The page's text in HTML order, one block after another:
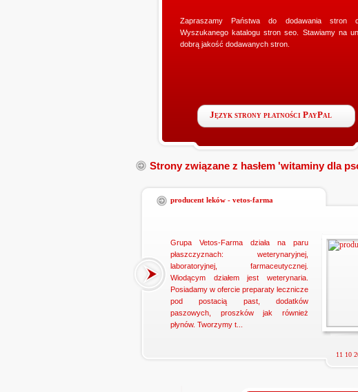
Zapraszamy Państwa do dodawania stron
Wyszukanego katalogu stron seo. Stawiamy na
dobrą jakość dodawanych stron.
Język strony płatności PayPal
www.ministerstwogadzetow.com
Poszukujesz doskonałego
dziewczyny? Specjalnie dla Was
Strony związane z hasłem 'witaminy dla
producent leków - vetos-farma
Grupa Vetos-Farma działa na paru
płaszczyznach: weterynaryjnej,
laboratoryjnej, farmaceutycznej.
Wiodącym działem jest weterynaria.
Posiadamy w ofercie preparaty lecznicze
pod postacią past, dodatków
paszowych, proszków jak również
płynów. Tworzymy t...
11 10